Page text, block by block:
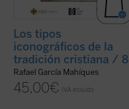
Los tipos
iconográficos de la
tradición cristiana / 8
Rafael García Mahíques
45,00€ IVA incluido